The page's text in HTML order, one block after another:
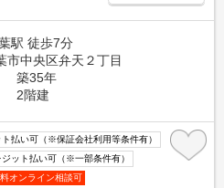
駅 徒歩7分
市中央区弁天２丁目
築35年
2階建
払い可（※保証会社利用等条件有）
ット払い可（※一部条件有）
オンライン相談可